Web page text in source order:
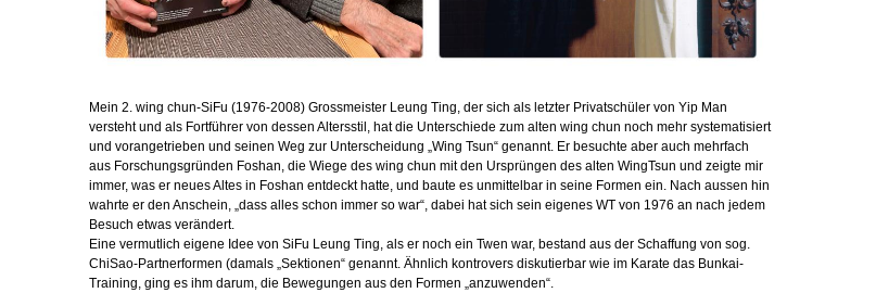
Mein 2. wing chun-SiFu (1976-2008) Grossmeister Leung Ting, der sich als letzter Privatschüler von Yip Man
versteht und als Fortführer von dessen Altersstil, hat die Unterschiede zum alten wing chun noch mehr systematisiert
und vorangetrieben und seinen Weg zur Unterscheidung „Wing Tsun“ genannt. Er besuchte aber auch mehrfach
aus Forschungsgründen Foshan, die Wiege des wing chun mit den Ursprüngen des alten WingTsun und zeigte mir
immer, was er neues Altes in Foshan entdeckt hatte, und baute es unmittelbar in seine Formen ein. Nach aussen hin
wahrte er den Anschein, „dass alles schon immer so war“, dabei hat sich sein eigenes WT von 1976 an nach jedem
Besuch etwas verändert.
Eine vermutlich eigene Idee von SiFu Leung Ting, als er noch ein Twen war, bestand aus der Schaffung von sog.
ChiSao-Partnerformen (damals „Sektionen“ genannt. Ähnlich kontrovers diskutierbar wie im Karate das Bunkai-
Training, ging es ihm darum, die Bewegungen aus den Formen „anzuwenden“.